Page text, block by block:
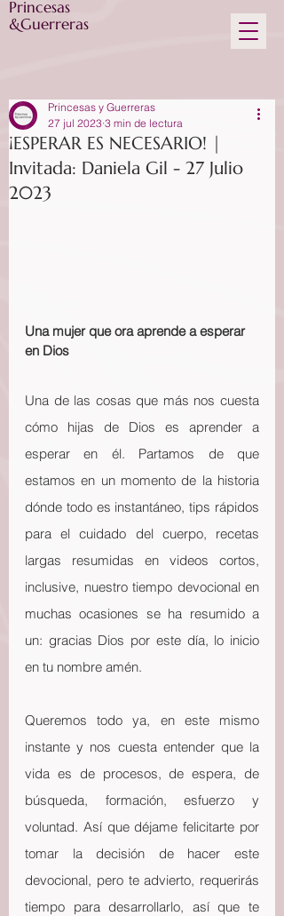
Princesas
&Guerreras
¡ESPERAR ES NECESARIO! |
Invitada: Daniela Gil - 27 Julio
2023
Princesas y Guerreras
27 jul 2023 3 min de lectura
Una mujer que ora aprende a esperar
en Dios
Una de las cosas que más nos cuesta
cómo hijas de Dios es aprender a
esperar en él. Partamos de que
estamos en un momento de la historia
dónde todo es instantáneo, tips rápidos
para el cuidado del cuerpo, recetas
largas resumidas en videos cortos,
inclusive, nuestro tiempo devocional en
muchas ocasiones se ha resumido a
un: gracias Dios por este día, lo inicio
en tu nombre amén.
Queremos todo ya, en este mismo
instante y nos cuesta entender que la
vida es de procesos, de espera, de
búsqueda, formación, esfuerzo y
voluntad. Así que déjame felicitarte por
tomar la decisión de hacer este
devocional, pero te advierto, requerirás
tiempo para desarrollarlo, así que te